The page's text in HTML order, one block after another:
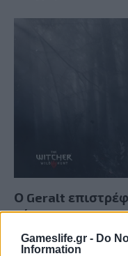
Gameslife.gr - Do
Information
Ο Geralt
νέου expansion
Gamescom